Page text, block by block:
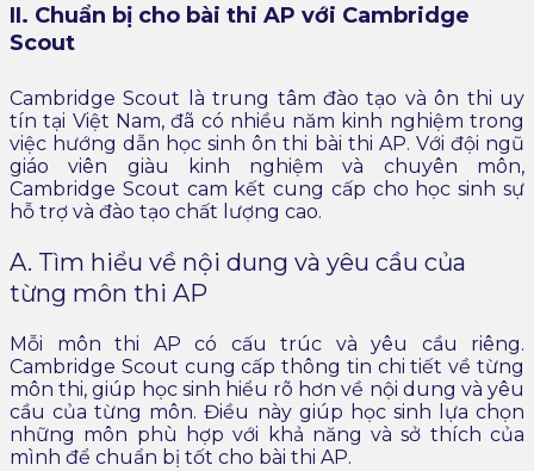
II. Chuẩn bị cho bài thi AP với Cambridge
Scout
Cambridge Scout là trung tâm đào tạo và ôn thi uy
tín tại Việt Nam, đã có nhiều năm kinh nghiệm trong
việc hướng dẫn học sinh ôn thi bài thi AP. Với đội ngũ
giáo viên giàu kinh nghiệm và chuyên môn,
Cambridge Scout cam kết cung cấp cho học sinh sự
hỗ trợ và đào tạo chất lượng cao.
A. Tìm hiểu về nội dung và yêu cầu của
từng môn thi AP
Mỗi môn thi AP có cấu trúc và yêu cầu riêng.
Cambridge Scout cung cấp thông tin chi tiết về từng
môn thi, giúp học sinh hiểu rõ hơn về nội dung và yêu
cầu của từng môn. Điều này giúp học sinh lựa chọn
những môn phù hợp với khả năng và sở thích của
mình để chuẩn bị tốt cho bài thi AP.